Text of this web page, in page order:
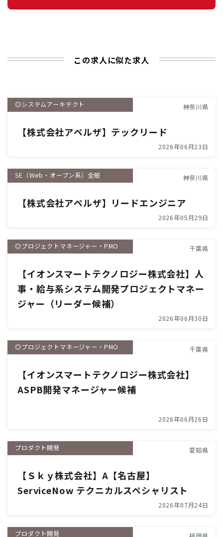
この求人に似た求人
◎システムアーキテクト 神奈川県
【株式会社アペルザ】テックリード
2026年06月23日
SE（Web・オープン系）全般 神奈川県
【株式会社アペルザ】リードエンジニア
2026年05月29日
◎プロジェクトマネージャー・PMO 千葉県
【イオンスマートテクノロジー株式会社】人
事・給与系システム開発プロジェクトマネー
ジャー（リーダー候補）
2026年06月30日
◎プロジェクトマネージャー・PMO 千葉県
【イオンスマートテクノロジー株式会社】
ASPB開発マネージャー候補
2026年06月26日
プロダクト開発 愛知県
【Ｓｋｙ株式会社】A【名古屋】
ServiceNow テクニカルスペシャリスト
2026年07月24日
プロダクト開発